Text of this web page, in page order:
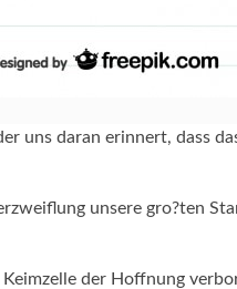
uns daran erinnert, dass
unsere gro?ten
der Hoffnung